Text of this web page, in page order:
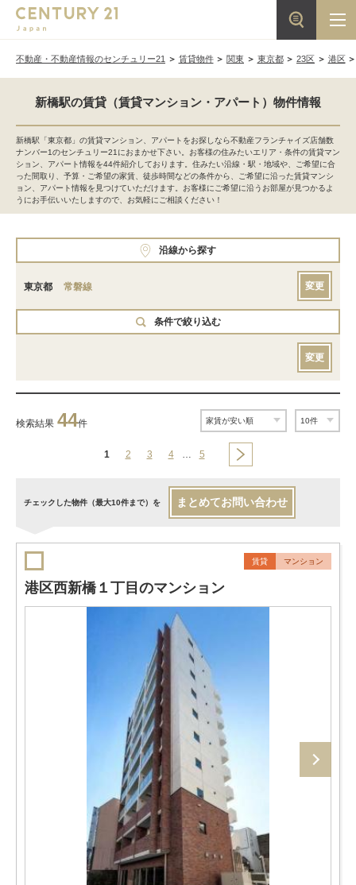
不動産・不動産情報のセンチュリー21 賃貸物件 関東 東京都 23区 港区
新橋駅の賃貸（賃貸マンション・アパート）物件情報
新橋駅「東京都」の賃貸マンション、アパートをお探しなら不動産フランチャイズ店舗数
ナンバー1のセンチュリー21におまかせ下さい。お客様の住みたいエリア・条件の賃貸マン
ション、アパート情報を44件紹介しております。住みたい沿線・駅・地域や、ご希望に合
った間取り、予算・ご希望の家賃、徒歩時間などの条件から、ご希望に沿った賃貸マンシ
ョン、アパート情報を見つけていただけます。お客様にご希望に沿うお部屋が見つかるよ
うにお手伝いいたしますので、お気軽にご相談ください！
沿線から探す
東京都 常磐線 変更
条件で絞り込む
変更
検索結果 44件
1 2 3 4 … 5
チェックした物件（最大10件まで）を まとめてお問い合わせ
賃貸 マンション
港区西新橋１丁目のマンション